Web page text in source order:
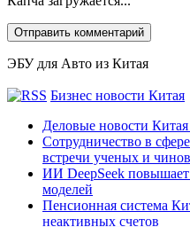
ЭБУ для Авто из Китая
Бизнес новости Китая
Деловые новости
Сотрудничество в
встречи ученых и
ИИ DeepSeek
моделей
Пенсионная система
неактивных счетов